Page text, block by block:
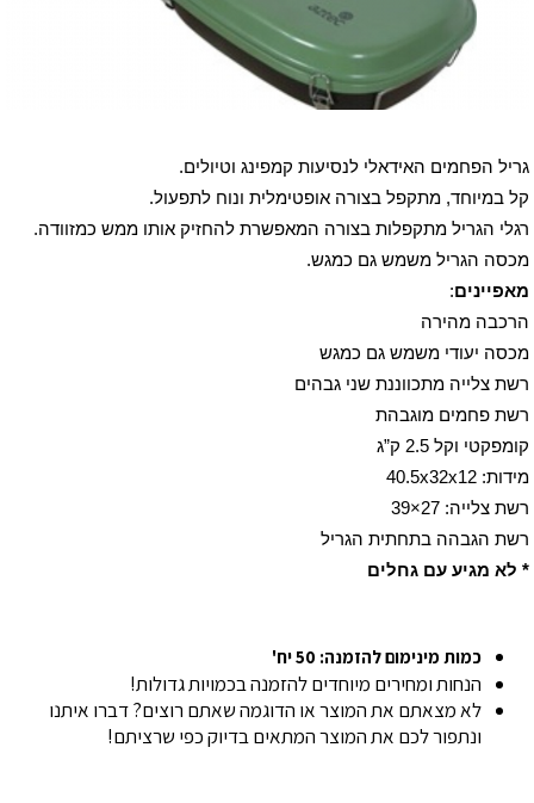
גריל הפחמים האידאלי לנסיעות קמפינג וטיולים.
קל במיוחד, מתקפל בצורה אופטימלית ונוח לתפעול.
רגלי הגריל מתקפלות בצורה המאפשרת להחזיק אותו ממש כמזוודה.
מכסה הגריל משמש גם כמגש.
מאפיינים:
הרכבה מהירה
מכסה יעודי משמש גם כמגש
רשת צלייה מתכווננת שני גבהים
רשת פחמים מוגבהת
קומפקטי וקל 2.5 ק”ג
מידות: 40.5x32x12
רשת צלייה: 27×39
רשת הגבהה בתחתית הגריל
* לא מגיע עם גחלים
כמות מינימום להזמנה: 50 יח'
הנחות ומחירים מיוחדים להזמנה בכמויות גדולות!
לא מצאתם את המוצר או הדוגמה שאתם רוצים? דברו איתנו
ונתפור לכם את המוצר המתאים בדיוק כפי שרציתם!